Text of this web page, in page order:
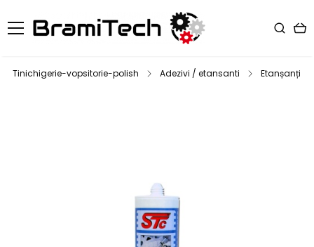
Tinichigerie-vopsitorie-polish Adezivi / etansanti Etanșanți